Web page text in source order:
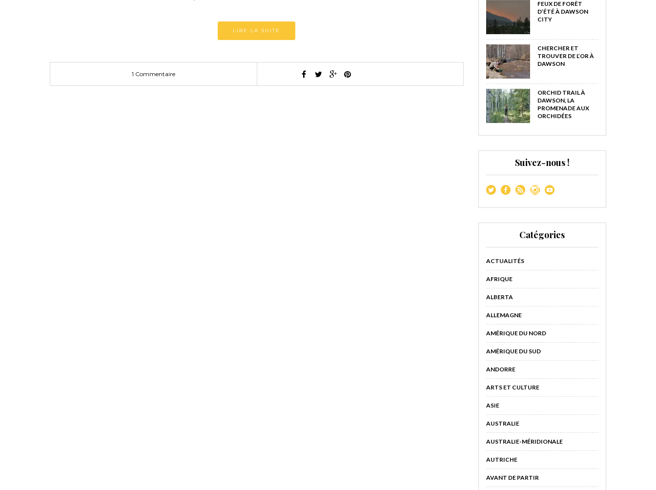
LIRE LA SUITE
1 Commentaire
FEUX DE FORÊT
D’ÉTÉ À DAWSON
CITY
CHERCHER ET
TROUVER DE L’OR À
DAWSON
ORCHID TRAIL À
DAWSON, LA
PROMENADE AUX
ORCHIDÉES
Suivez-nous !
Catégories
ACTUALITÉS
AFRIQUE
ALBERTA
ALLEMAGNE
AMÉRIQUE DU NORD
AMÉRIQUE DU SUD
ANDORRE
ARTS ET CULTURE
ASIE
AUSTRALIE
AUSTRALIE-MÉRIDIONALE
AUTRICHE
AVANT DE PARTIR